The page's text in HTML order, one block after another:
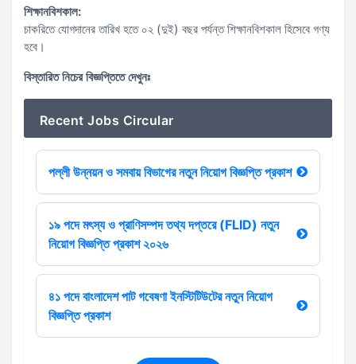
শিক্ষানবিশকাল:
চাকরিতে যোগদানের তারিখ হতে ০২ (দুই) বছর পর্যন্ত শিক্ষানবিশকাল হিসেবে গণ্য
হবে।
বিস্তারিত নিচের বিজ্ঞপ্তিতে দেখুনঃ
Recent Jobs Circular
পল্লী উন্নয়ন ও সমবায় বিভাগের নতুন নিয়োগ বিজ্ঞপ্তি প্রকাশ
১৯ পদে মৎস্য ও প্রাণিসম্পদ তথ্য দপ্তরে (FLID) নতুন
নিয়োগ বিজ্ঞপ্তি প্রকাশ ২০২৬
৪১ পদে বাংলাদেশ পাট গবেষণা ইনস্টিটিউটের নতুন নিয়োগ
বিজ্ঞপ্তি প্রকাশ